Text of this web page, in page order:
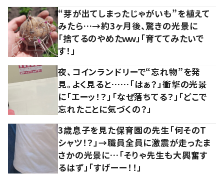
“芽が出てしまったじゃがいも”を植えて
みたら…→約3ヶ月後、驚きの光景に
「捨てるのやめたｗｗ」「育ててみたいで
す！」
夜、コインランドリーで“忘れ物”を発
見。よく見ると……「はぁ？」衝撃の光景
に「エーッ！？」「なぜ落ちてる？」「どこで
忘れたことに気づくの？」
3歳息子を見た保育園の先生「何そのT
シャツ！？」→職員全員に激震が走ったま
さかの光景に…「そりゃ先生も大興奮す
るはず」「すげーー！！」